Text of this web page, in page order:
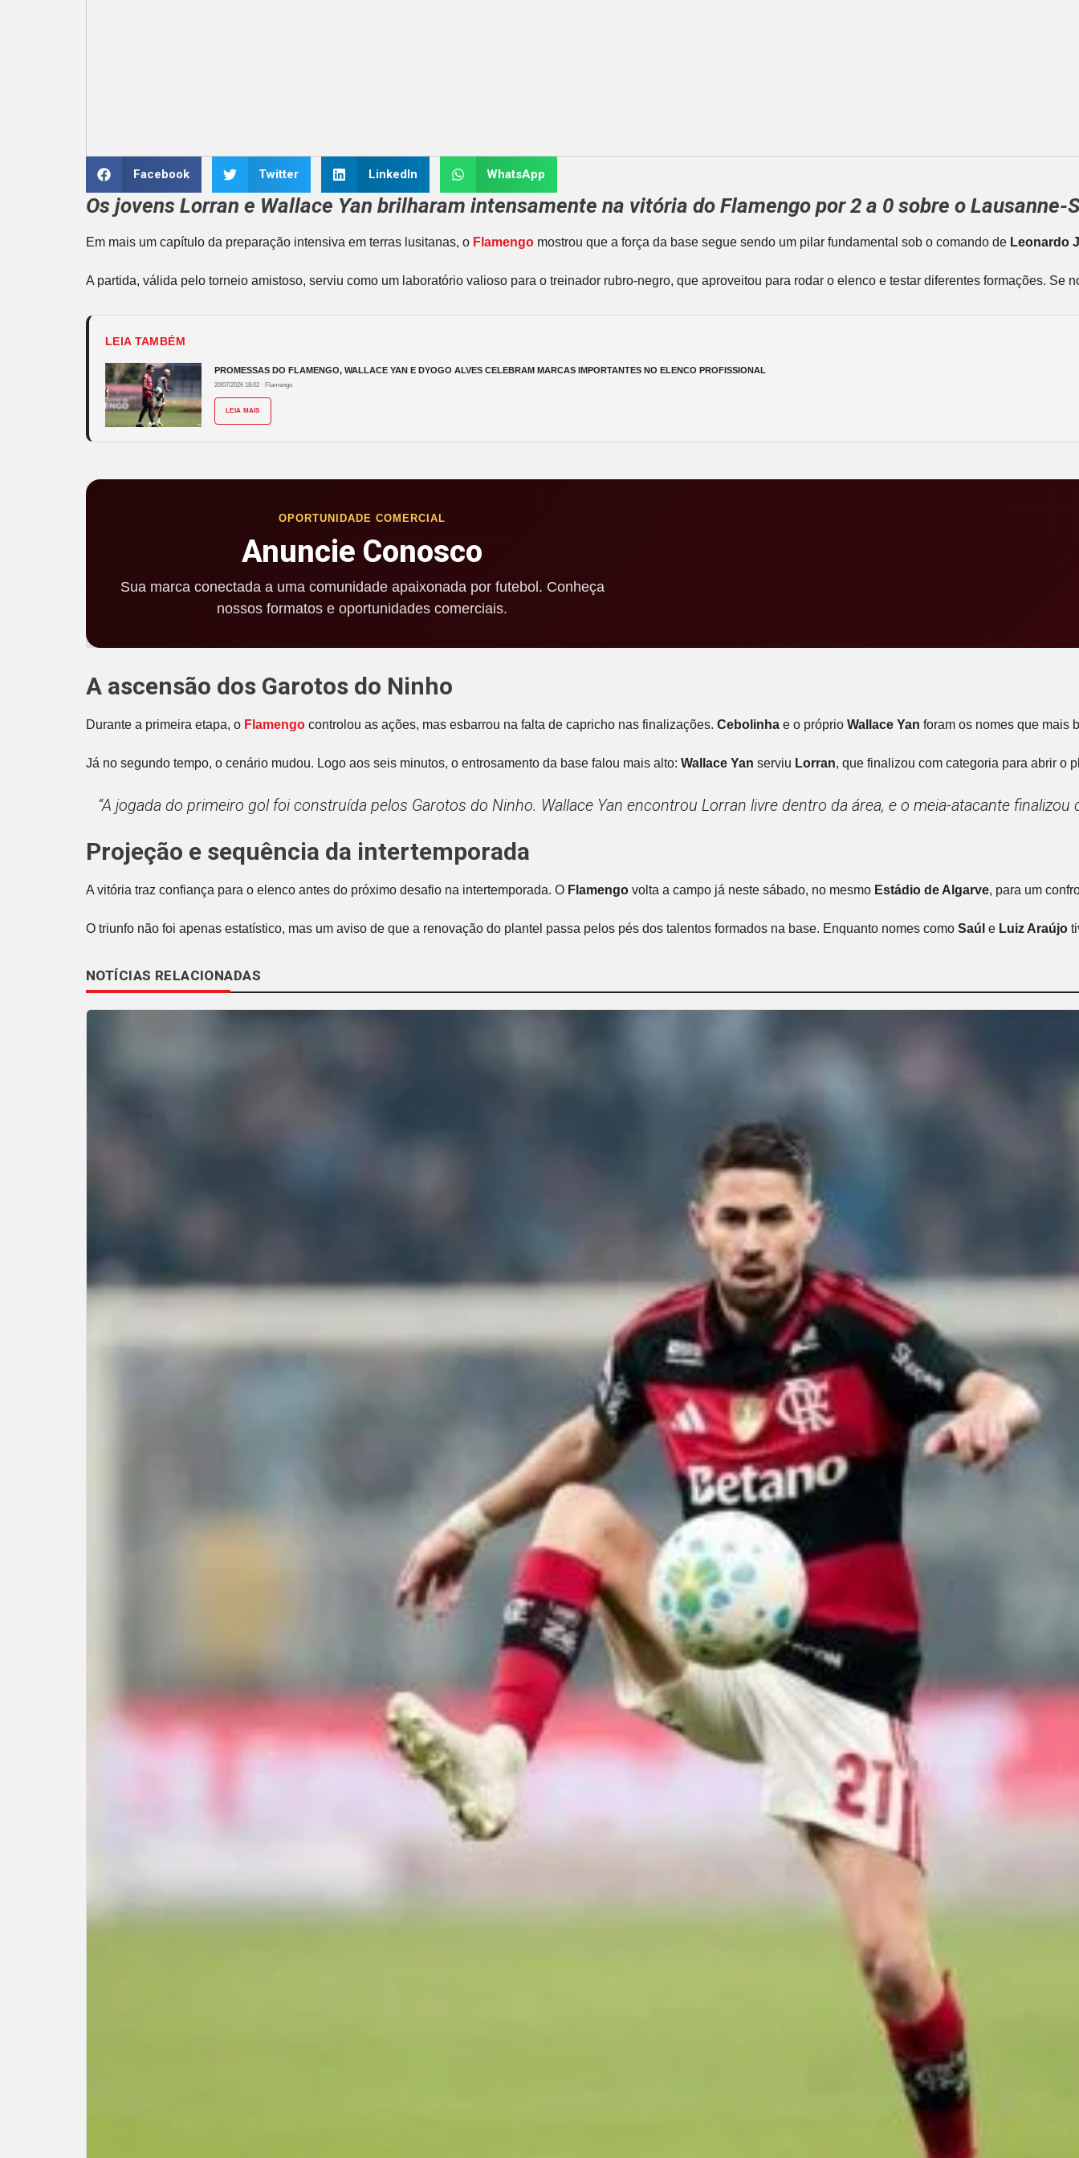
Facebook Twitter LinkedIn WhatsApp
Os jovens Lorran e Wallace Yan brilharam intensamente na vitória do Flamengo por 2 a 0 sobre o
Em mais um capítulo da preparação intensiva em terras lusitanas, o Flamengo mostrou que a força da base segue sendo um pilar fundamental sob o comando de Leonardo
A partida, válida pelo torneio amistoso, serviu como um laboratório valioso para o treinador rubro-negro, que aproveitou para rodar o elenco e testar diferentes formações. Se
LEIA TAMBÉM
PROMESSAS DO FLAMENGO, WALLACE YAN E DYOGO ALVES CELEBRAM MARCAS IMPORTANTES NO ELENCO PROFISSIONAL
20/07/2026 18:02 · Flamengo
LEIA MAIS
OPORTUNIDADE COMERCIAL
Anuncie Conosco
Sua marca conectada a uma comunidade apaixonada por futebol. Conheça
nossos formatos e oportunidades comerciais.
A ascensão dos Garotos do Ninho
Durante a primeira etapa, o Flamengo controlou as ações, mas esbarrou na falta de capricho nas finalizações. Cebolinha e o próprio Wallace Yan foram os nomes que mais
Já no segundo tempo, o cenário mudou. Logo aos seis minutos, o entrosamento da base falou mais alto: Wallace Yan serviu Lorran, que finalizou com categoria para abrir o
“A jogada do primeiro gol foi construída pelos Garotos do Ninho. Wallace Yan encontrou Lorran livre dentro da área, e o meia-atacante
Projeção e sequência da intertemporada
A vitória traz confiança para o elenco antes do próximo desafio na intertemporada. O Flamengo volta a campo já neste sábado, no mesmo Estádio de Algarve, para um
O triunfo não foi apenas estatístico, mas um aviso de que a renovação do plantel passa pelos pés dos talentos formados na base. Enquanto nomes como Saúl e Luiz Araújo
NOTÍCIAS RELACIONADAS